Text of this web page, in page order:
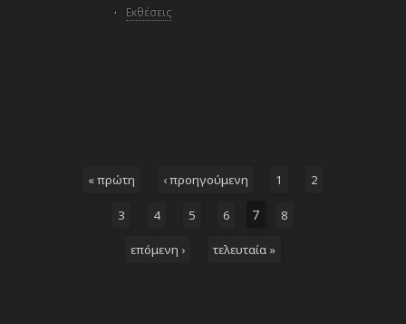
· Εκθέσεις
« πρώτη ‹ προηγούμενη 1 2
3 4 5 6 7 8
επόμενη › τελευταία »